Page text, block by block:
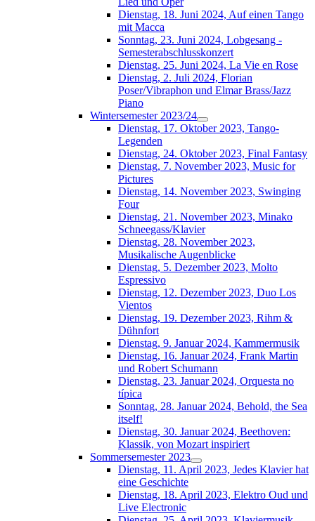
Dienstag, 18. Juni 2024, Auf einen Tango
mit Macca
Sonntag, 23. Juni 2024, Lobgesang -
Semesterabschlusskonzert
Dienstag, 25. Juni 2024, La Vie en Rose
Dienstag, 2. Juli 2024, Florian
Poser/Vibraphon und Elmar Brass/Jazz
Piano
Wintersemester 2023/24
Dienstag, 17. Oktober 2023, Tango-
Legenden
Dienstag, 24. Oktober 2023, Final Fantasy
Dienstag, 7. November 2023, Music for
Pictures
Dienstag, 14. November 2023, Swinging
Four
Dienstag, 21. November 2023, Minako
Schneegass/Klavier
Dienstag, 28. November 2023,
Musikalische Augenblicke
Dienstag, 5. Dezember 2023, Molto
Espressivo
Dienstag, 12. Dezember 2023, Duo Los
Vientos
Dienstag, 19. Dezember 2023, Rihm &
Dühnfort
Dienstag, 9. Januar 2024, Kammermusik
Dienstag, 16. Januar 2024, Frank Martin
und Robert Schumann
Dienstag, 23. Januar 2024, Orquesta no
típica
Sonntag, 28. Januar 2024, Behold, the Sea
itself!
Dienstag, 30. Januar 2024, Beethoven:
Klassik, von Mozart inspiriert
Sommersemester 2023
Dienstag, 11. April 2023, Jedes Klavier hat
eine Geschichte
Dienstag, 18. April 2023, Elektro Oud und
Live Electronic